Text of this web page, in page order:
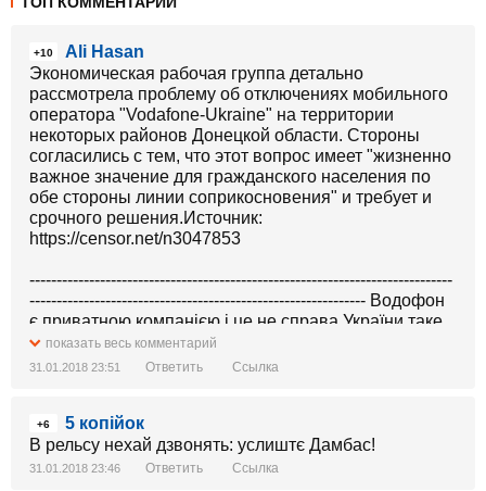
+10
Ali Hasan
Экономическая рабочая группа детально
рассмотрела проблему об отключениях мобильного
оператора "Vodafone-Ukraine" на территории
некоторых районов Донецкой области. Стороны
согласились с тем, что этот вопрос имеет "жизненно
важное значение для гражданского населения по
обе стороны линии соприкосновения" и требует и
срочного решения.Источник:
https://censor.net/n3047853
------------------------------------------------------------------------------
-------------------------------------------------------------- Водофон
є приватною компанією і це не справа України таке
обговорювати. У них є Фєнікс і цього достатньо.
показать весь комментарий
31.01.2018 23:51 Ответить Ссылка
+6
5 копійок
В рельсу нехай дзвонять: услиштє Дамбас!
31.01.2018 23:46 Ответить Ссылка